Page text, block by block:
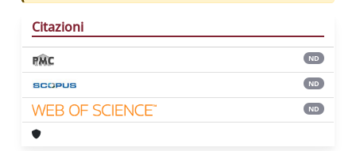
Citazioni
ND
ND
ND